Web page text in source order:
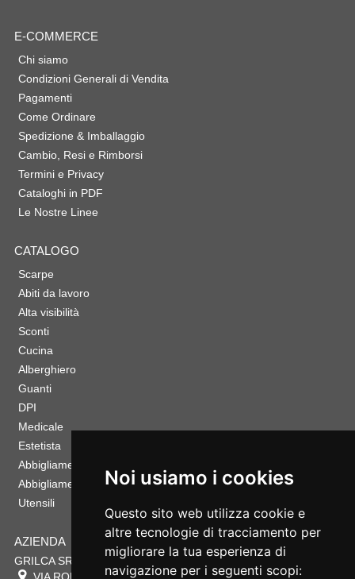
Noi usiamo i cookies
Questo sito web utilizza cookie e
altre tecnologie di tracciamento per
migliorare la tua esperienza di
navigazione per i seguenti scopi:
E-COMMERCE
Chi siamo
Condizioni Generali di Vendita
Pagamenti
Come Ordinare
Spedizione & Imballaggio
Cambio, Resi e Rimborsi
Termini e Privacy
Cataloghi in PDF
Le Nostre Linee
CATALOGO
Scarpe
Abiti da lavoro
Alta visibilità
Sconti
Cucina
Alberghiero
Guanti
DPI
Medicale
Estetista
Abbigliamento Sportivo
Abbigliamento Bambino
Utensili
AZIENDA
GRILCA SRL